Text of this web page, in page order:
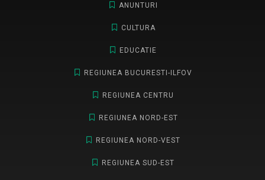
ANUNTURI
CULTURA
EDUCATIE
REGIUNEA BUCURESTI-ILFOV
REGIUNEA CENTRU
REGIUNEA NORD-EST
REGIUNEA NORD-VEST
REGIUNEA SUD-EST